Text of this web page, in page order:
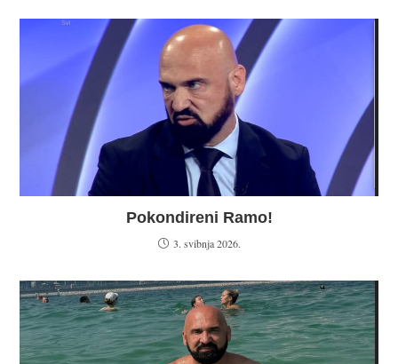
Pokondireni Ramo!
3. svibnja 2026.